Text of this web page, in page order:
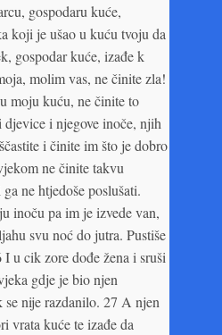
gospodaru kuće,
koji je ušao u kuću tvoju da
gospodar kuće, izađe k
molim vas, ne činite zla!
moju kuću, ne činite to
i njegove inoče, njih
i činite im što je dobro
ne činite takvu
ne htjedoše poslušati.
inoču pa im je izvede van,
svu noć do jutra. Pustiše
u cik zore dođe žena i sruši
gdje je bio njen
se nije razdanilo. 27 A njen
vrata kuće te izađe da